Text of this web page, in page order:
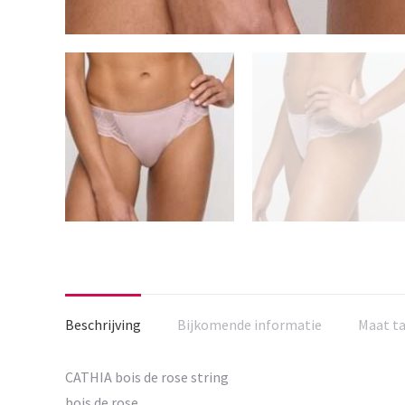
Beschrijving Bijkomende informatie Maat
CATHIA bois de rose string